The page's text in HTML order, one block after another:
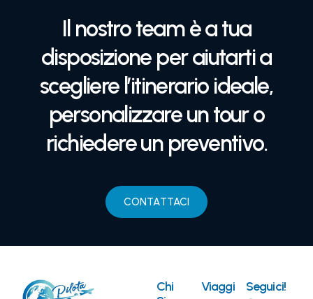
Il nostro team è a tua
disposizione per aiutarti a
scegliere l’itinerario ideale,
personalizzare un tour o
richiedere un preventivo.
CONTATTACI
Chi
Viaggi Seguici!